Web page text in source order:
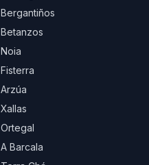
Bergantiños
Betanzos
Noia
Fisterra
Arzúa
Xallas
Ortegal
A Barcala